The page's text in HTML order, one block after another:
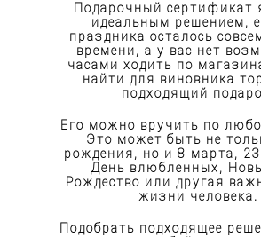
Подарочный сертификат
идеальным решением,
праздника осталось
времени, а у вас нет
часами ходить по
найти для виновника
подходящий
Его можно вручить по
Это может быть не
рождения, но и 8 марта,
День влюбленных,
Рождество или другая
жизни человека.
Подобрать подходящее